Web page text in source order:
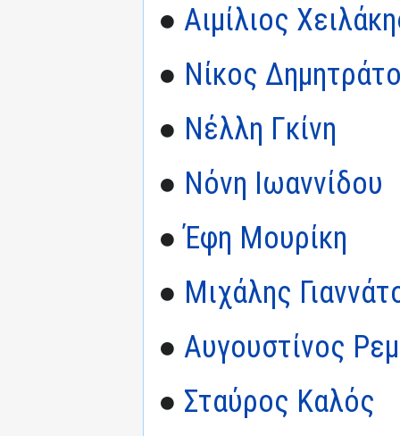
● Αιμίλιος
● Νίκος
● Νέλλη Γκίνη
● Νόνη Ιωαννίδου
●Έφη Μουρίκη
● Μιχάλης
● Αυγουστίνος
● Σταύρος Καλός